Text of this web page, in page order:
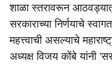
शाळा स्तरावरून
सरकाराच्या निर्णयाचे
महत्त्वाची असल्याचे
अध्यक्ष विजय कोंबे यांनी